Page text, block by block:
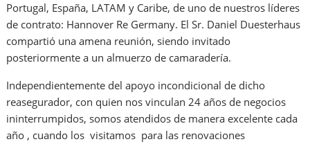
Portugal, España, LATAM y Caribe, de uno de nuestros líderes
de contrato: Hannover Re Germany. El Sr. Daniel Duesterhaus
compartió una amena reunión, siendo invitado
posteriormente a un almuerzo de camaradería.
Independientemente del apoyo incondicional de dicho
reasegurador, con quien nos vinculan 24 años de negocios
ininterrumpidos, somos atendidos de manera excelente cada
año , cuando los visitamos para las renovaciones